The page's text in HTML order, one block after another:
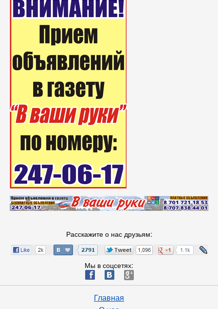
Расскажите о нас друзьям:
Мы в соцсетях:
ä æ è
Главная